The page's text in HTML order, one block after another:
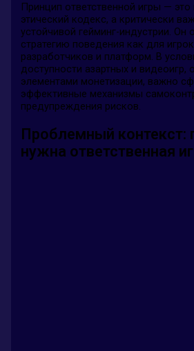
Принцип ответственной игры — это
этический кодекс, а критически
устойчивой гейминг-индустрии. Он
стратегию поведения как для
разработчиков и платформ. В
доступности азартных и видеоигр,
элементами монетизации, важно
эффективные механизмы
предупреждения рисков.
Проблемный контекст:
нужна ответственная